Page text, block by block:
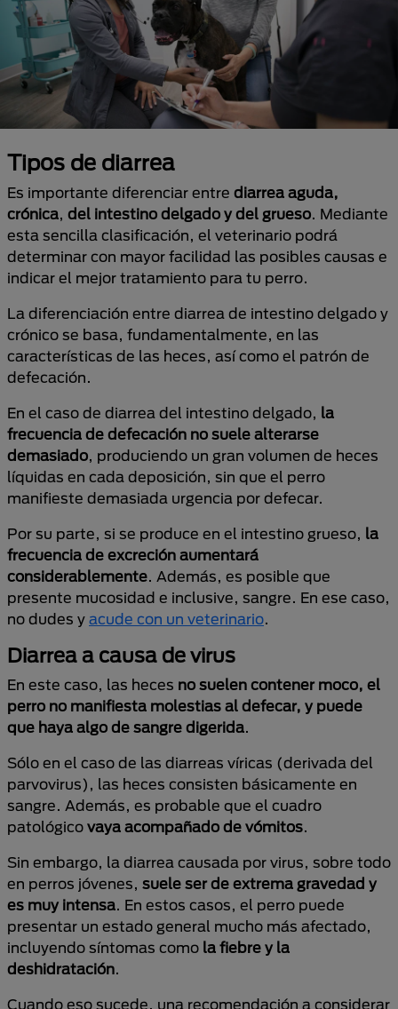
Tipos de diarrea
Es importante diferenciar entre diarrea aguda,
crónica, del intestino delgado y del grueso. Mediante
esta sencilla clasificación, el veterinario podrá
determinar con mayor facilidad las posibles causas e
indicar el mejor tratamiento para tu perro.
La diferenciación entre diarrea de intestino delgado y
crónico se basa, fundamentalmente, en las
características de las heces, así como el patrón de
defecación.
En el caso de diarrea del intestino delgado, la
frecuencia de defecación no suele alterarse
demasiado, produciendo un gran volumen de heces
líquidas en cada deposición, sin que el perro
manifieste demasiada urgencia por defecar.
Por su parte, si se produce en el intestino grueso, la
frecuencia de excreción aumentará
considerablemente. Además, es posible que
presente mucosidad e inclusive, sangre. En ese caso,
no dudes y acude con un veterinario.
Diarrea a causa de virus
En este caso, las heces no suelen contener moco, el
perro no manifiesta molestias al defecar, y puede
que haya algo de sangre digerida.
Sólo en el caso de las diarreas víricas (derivada del
parvovirus), las heces consisten básicamente en
sangre. Además, es probable que el cuadro
patológico vaya acompañado de vómitos.
Sin embargo, la diarrea causada por virus, sobre todo
en perros jóvenes, suele ser de extrema gravedad y
es muy intensa. En estos casos, el perro puede
presentar un estado general mucho más afectado,
incluyendo síntomas como la fiebre y la
deshidratación.
Cuando eso sucede, una recomendación a considerar